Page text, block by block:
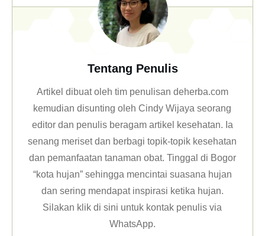
Tentang Penulis
Artikel dibuat oleh tim penulisan deherba.com
kemudian disunting oleh Cindy Wijaya seorang
editor dan penulis beragam artikel kesehatan. Ia
senang meriset dan berbagi topik-topik kesehatan
dan pemanfaatan tanaman obat. Tinggal di Bogor
“kota hujan” sehingga mencintai suasana hujan
dan sering mendapat inspirasi ketika hujan.
Silakan klikdi sini untuk kontak penulis via
WhatsApp.